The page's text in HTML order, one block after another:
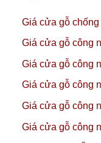
Giá cửa gỗ chống
Giá cửa gỗ công
Giá cửa gỗ công
Giá cửa gỗ công
Giá cửa gỗ công
Giá cửa gỗ công